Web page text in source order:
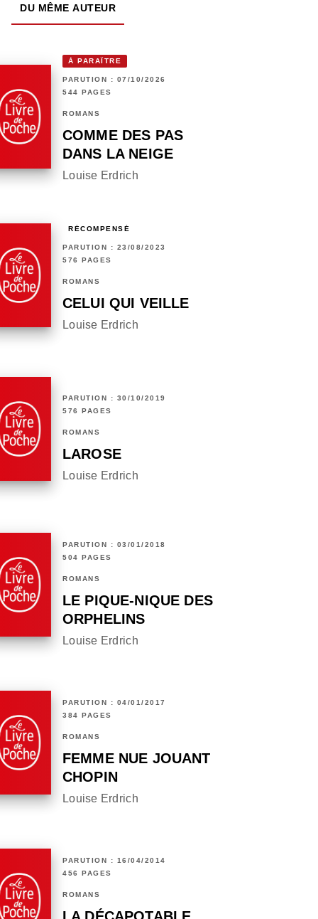
DU MÊME AUTEUR
À PARAÎTRE
PARUTION : 07/10/2026
544 PAGES
ROMANS
COMME DES PAS
DANS LA NEIGE
Louise Erdrich
RÉCOMPENSÉ
PARUTION : 23/08/2023
576 PAGES
ROMANS
CELUI QUI VEILLE
Louise Erdrich
PARUTION : 30/10/2019
576 PAGES
ROMANS
LAROSE
Louise Erdrich
PARUTION : 03/01/2018
504 PAGES
ROMANS
LE PIQUE-NIQUE DES
ORPHELINS
Louise Erdrich
PARUTION : 04/01/2017
384 PAGES
ROMANS
FEMME NUE JOUANT
CHOPIN
Louise Erdrich
PARUTION : 16/04/2014
456 PAGES
ROMANS